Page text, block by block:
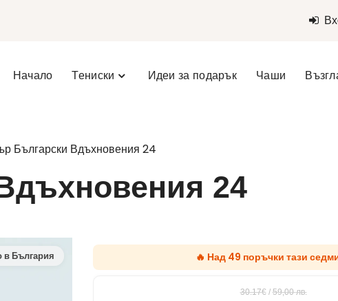
Начало Тениски Идеи за подарък Чаши
Български Вдъхновения 24
24
🔥 Над 49 поръчки тази
30.17€ / 59,00лв.